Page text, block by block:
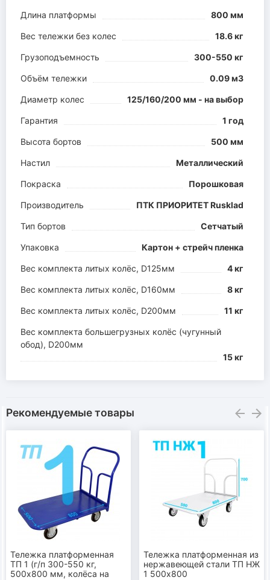
Длина платформы 800 мм
Вес тележки без колес 18.6 кг
Грузоподъемность 300-550 кг
Объём тележки 0.09 м3
Диаметр колес 125/160/200 мм - на выбор
Гарантия 1 год
Высота бортов 500 мм
Настил Металлический
Покраска Порошковая
Производитель ПТК ПРИОРИТЕТ Rusklad
Тип бортов Сетчатый
Упаковка Картон + стрейч пленка
Вес комплекта литых колёс, D125мм 4 кг
Вес комплекта литых колёс, D160мм 8 кг
Вес комплекта литых колёс, D200мм 11 кг
Вес комплекта большегрузных колёс (чугунный
обод), D200мм
15 кг
Рекомендуемые товары
Тележка платформенная
ТП 1 (г/п 300-550 кг,
500х800 мм, колёса на
Тележка платформенная из
нержавеющей стали ТП НЖ
1 500х800